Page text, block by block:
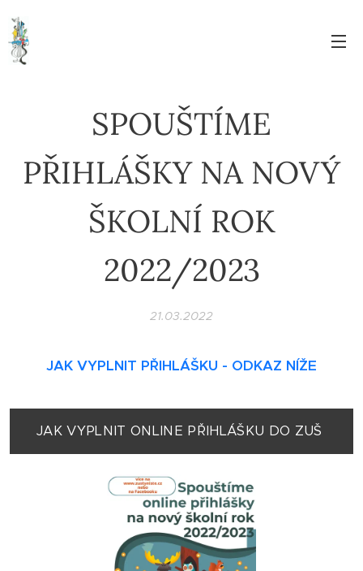
SPOUŠTÍME
PŘIHLÁŠKY NA NOVÝ
ŠKOLNÍ ROK
2022/2023
21.03.2022
JAK VYPLNIT PŘIHLÁŠKU - ODKAZ NÍŽE
JAK VYPLNIT ONLINE PŘIHLÁŠKU DO ZUŠ